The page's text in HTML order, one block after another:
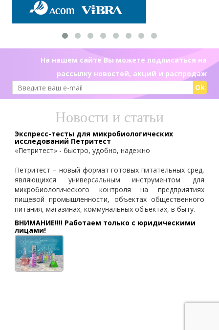
На нашем сайте Вы можете подписаться на
рассылку новостей, акций и распродаж
Ok
Новости и статьи
Экспресс-тесты для микробиологических
исследований Петритест
«Петритест» - быстро, удобно, надежно
Петритест – новый формат готовых питательных сред,
являющихся универсальным инструментом для
микробиологического контроля на предприятиях
пищевой промышленности, объектах общественного
питания, магазинах, коммунальных объектах, в быту.
ВНИМАНИЕ!!!! Работаем только с юридическими
лицами!